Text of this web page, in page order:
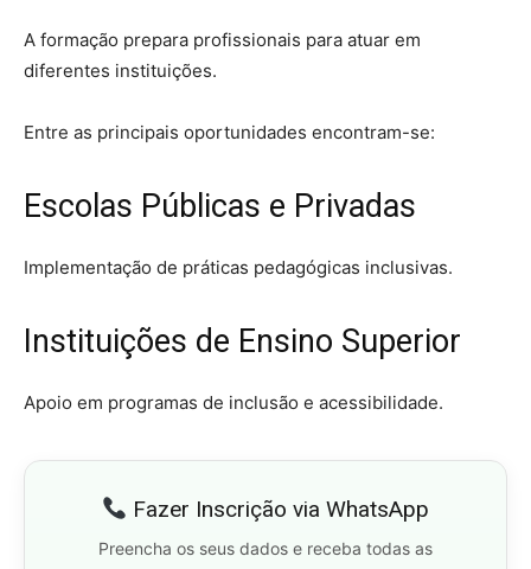
A formação prepara profissionais para atuar em
diferentes instituições.
Entre as principais oportunidades encontram-se:
Escolas Públicas e Privadas
Implementação de práticas pedagógicas inclusivas.
Instituições de Ensino Superior
Apoio em programas de inclusão e acessibilidade.
Fazer Inscrição via WhatsApp
Preencha os seus dados e receba todas as